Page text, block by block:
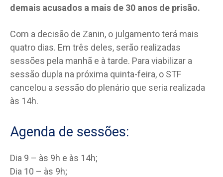
demais acusados a mais de 30 anos de prisão.
Com a decisão de Zanin, o julgamento terá mais
quatro dias. Em três deles, serão realizadas
sessões pela manhã e à tarde. Para viabilizar a
sessão dupla na próxima quinta-feira, o STF
cancelou a sessão do plenário que seria realizada
às 14h.
Agenda de sessões:
Dia 9 – às 9h e às 14h;
Dia 10 – às 9h;